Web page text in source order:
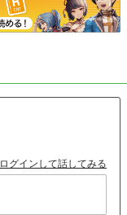
ログインして話してみる